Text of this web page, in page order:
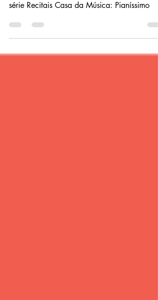
Pianista David Witten é a próxima atração
série Recitais Casa da Música: Pianíssimo